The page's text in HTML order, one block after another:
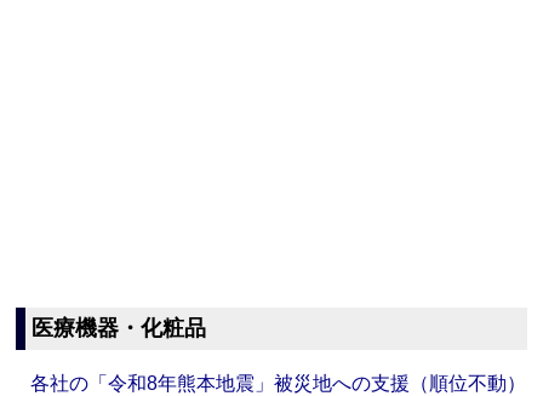
医療機器・化粧品
各社の「令和8年熊本地震」被災地への支援（順位不動）